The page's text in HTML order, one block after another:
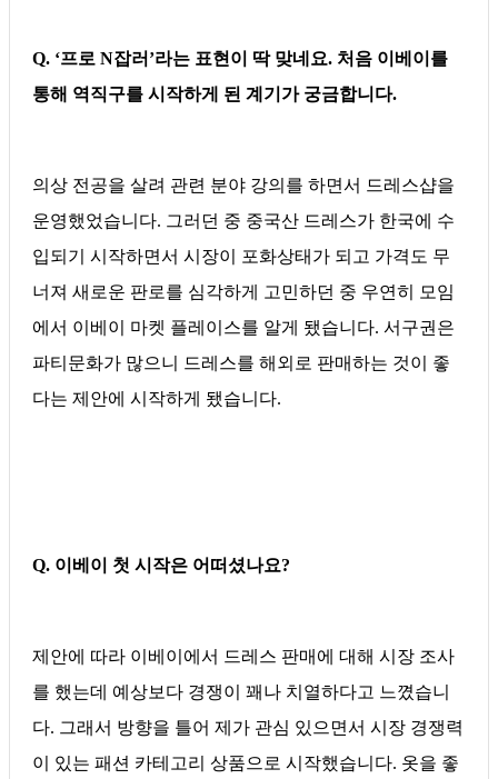
Q. ‘프로 N잡러’라는 표현이 딱 맞네요. 처음 이베이를
통해 역직구를 시작하게 된 계기가 궁금합니다.
의상 전공을 살려 관련 분야 강의를 하면서 드레스샵을
운영했었습니다. 그러던 중 중국산 드레스가 한국에 수
입되기 시작하면서 시장이 포화상태가 되고 가격도 무
너져 새로운 판로를 심각하게 고민하던 중 우연히 모임
에서 이베이 마켓 플레이스를 알게 됐습니다. 서구권은
파티문화가 많으니 드레스를 해외로 판매하는 것이 좋
다는 제안에 시작하게 됐습니다.
Q. 이베이 첫 시작은 어떠셨나요?
제안에 따라 이베이에서 드레스 판매에 대해 시장 조사
를 했는데 예상보다 경쟁이 꽤나 치열하다고 느꼈습니
다. 그래서 방향을 틀어 제가 관심 있으면서 시장 경쟁력
이 있는 패션 카테고리 상품으로 시작했습니다. 옷을 좋